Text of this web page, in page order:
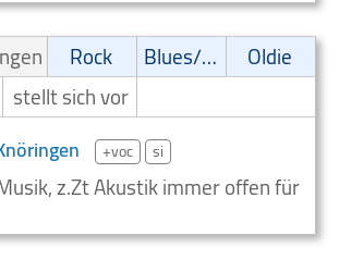
Rock Blues/Swing
Oldie
stellt sich vor
+voc si
z.Zt Akustik immer offen für